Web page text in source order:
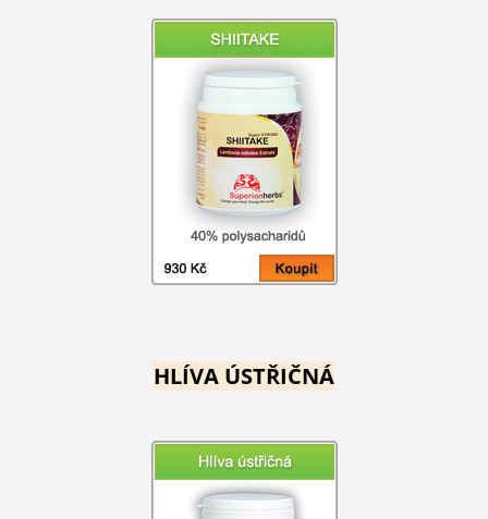
HLÍVA ÚSTŘIČNÁ